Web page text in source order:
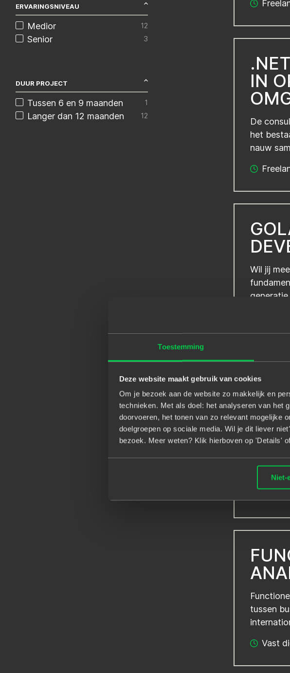
Toestemming
Deze website maakt gebruik van cookies
Om je bezoek aan de website zo makkelijk en
technieken. Met als doel: het analyseren van het
doorvoeren, het tonen van zo relevant mogelijke
doelgroepen op sociale media. Wil je dit liever
bezoek. Meer weten? Klik hierboven op 'Details'
Niet-
DUUR PROJECT
Tussen 6 en 9 maanden 1
Langer dan 12 maanden 12
ERVARINGSNIVEAU
Medior 12
Senior 3
IN
De
het
nauw
Wil jij
generatie
Ben jij
passie
tussen
Vast